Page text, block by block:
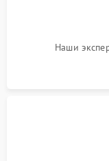
Наши